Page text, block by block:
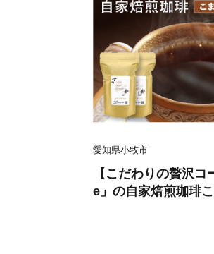
愛知県小牧市
【こだわりの贅沢
e」の自家焙煎珈琲